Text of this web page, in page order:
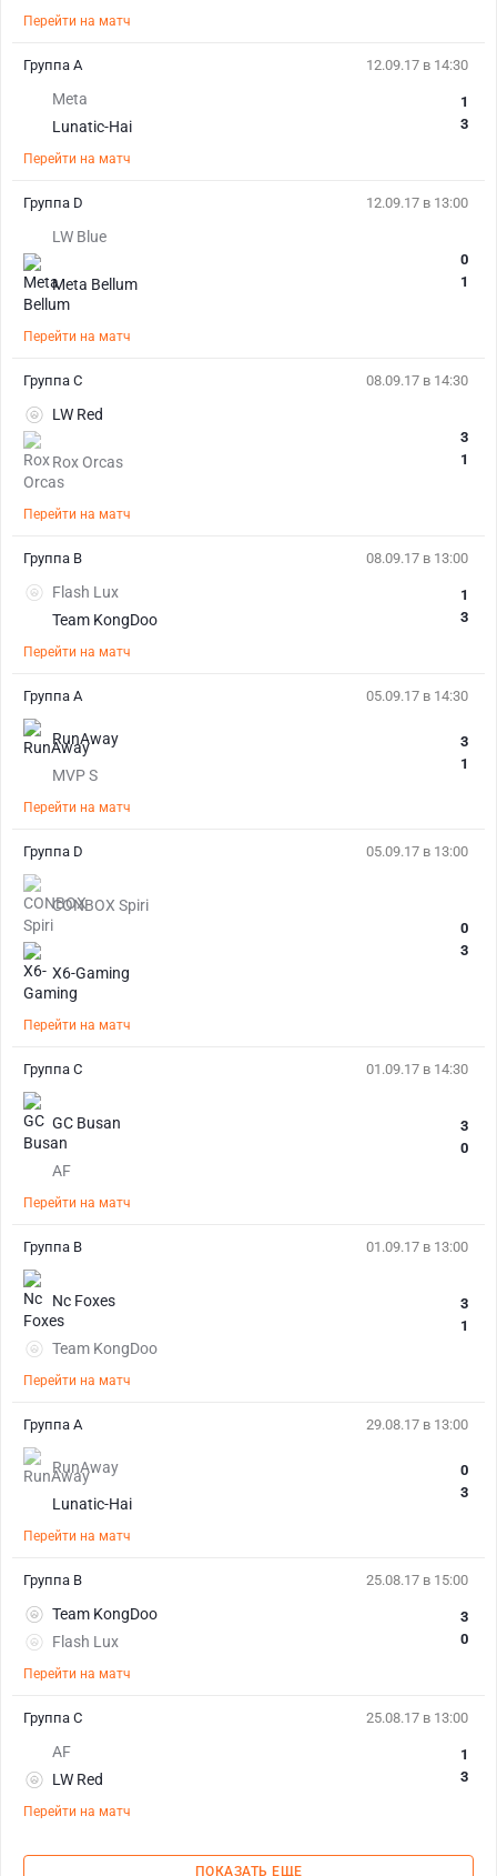
Перейти на матч
12.09.17 в 14:30
Meta
Lunatic-Hai
1
3
Перейти на матч
Группа A
12.09.17 в 13:00
LW Blue
Meta Bellum
0
1
Перейти на матч
Группа D
08.09.17 в 14:30
LW Red
Rox Orcas
3
1
Перейти на матч
Группа C
08.09.17 в 13:00
Flash Lux
Team KongDoo
1
3
Перейти на матч
Группа B
05.09.17 в 14:30
RunAway
MVP S
3
1
Перейти на матч
Группа A
05.09.17 в 13:00
CONBOX Spiri
X6-Gaming
0
3
Перейти на матч
Группа D
01.09.17 в 14:30
GC Busan
AF
3
0
Перейти на матч
Группа C
01.09.17 в 13:00
Nc Foxes
Team KongDoo
3
1
Перейти на матч
Группа B
29.08.17 в 13:00
RunAway
Lunatic-Hai
0
3
Перейти на матч
Группа A
25.08.17 в 15:00
Team KongDoo
Flash Lux
3
0
Перейти на матч
Группа B
25.08.17 в 13:00
AF
LW Red
1
3
Перейти на матч
Группа C
ПОКАЗАТЬ ЕЩЕ